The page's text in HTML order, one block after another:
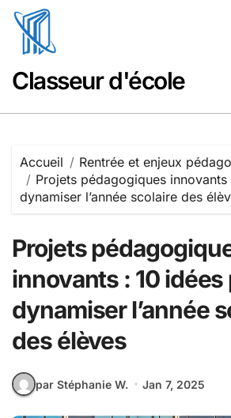
Passer
contenu
Classeur d'école
Accueil
Rentrée et enjeux
Projets pédagogiques
dynamiser l’année scolaire des
Projets
innovants : 10 idées
dynamiser l’année
des élèves
par Stéphanie W. Jan 7, 2025